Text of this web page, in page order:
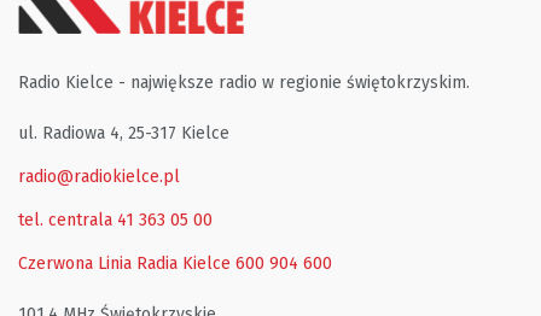
Radio Kielce - największe radio w regionie świętokrzyskim.
ul. Radiowa 4, 25-317 Kielce
radio@radiokielce.pl
tel. centrala 41 363 05 00
Czerwona Linia Radia Kielce 600 904 600